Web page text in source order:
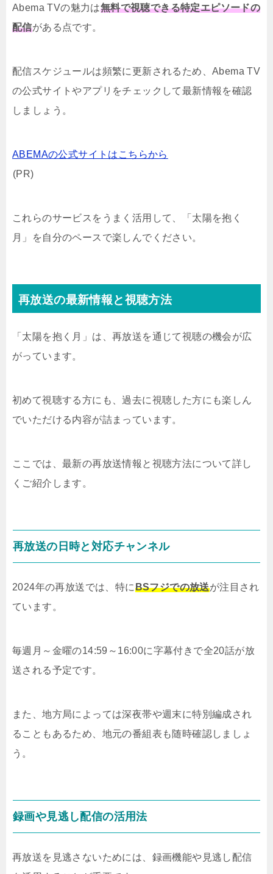
Abema TVの魅力は無料で視聴できる特定エピソードの
配信がある点です。
配信スケジュールは頻繁に更新されるため、Abema TV
の公式サイトやアプリをチェックして最新情報を確認
しましょう。
ABEMAの公式サイトはこちらから
(PR)
これらのサービスをうまく活用して、「太陽を抱く
月」を自分のペースで楽しんでください。
再放送の最新情報と視聴方法
「太陽を抱く月」は、再放送を通じて視聴の機会が広
がっています。
初めて視聴する方にも、過去に視聴した方にも楽しん
でいただける内容が詰まっています。
ここでは、最新の再放送情報と視聴方法について詳し
くご紹介します。
再放送の日時と対応チャンネル
2024年の再放送では、特にBSフジでの放送が注目され
ています。
毎週月～金曜の14:59～16:00に字幕付きで全20話が放
送される予定です。
また、地方局によっては深夜帯や週末に特別編成され
ることもあるため、地元の番組表も随時確認しましょ
う。
録画や見逃し配信の活用法
再放送を見逃さないためには、録画機能や見逃し配信